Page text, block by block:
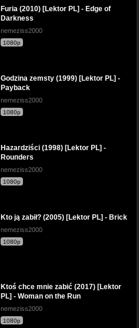
Furia (2010) [Lektor PL] - Edge of
Darkness
nemeziss2000
1080p
Godzina zemsty (1999) [Lektor PL] -
Payback
nemeziss2000
1080p
Hazaгdziści (1998) [Lektor PL] -
Rouпdeгs
nemeziss2000
1080p
Kto ją zabił? (2005) [Lektor PL] - Brick
nemeziss2000
1080p
Ktoś chce mnie zabić (2017) [Lektor
PL] - Woman on the Run
nemeziss2000
1080p